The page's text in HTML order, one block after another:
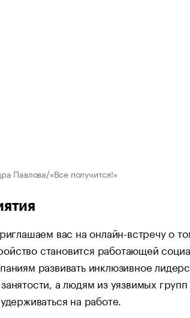
Павлова/«Все получится!»
вас на онлайн-встречу о
становится работающей
развивать инклюзивное
а людям из уязвимых
на работе.